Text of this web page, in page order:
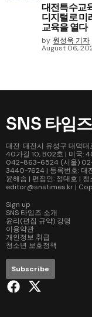
대전특수교
디지털로 미
교육을 열다
by 원성욱 기자
August 06,
SNS 타임즈
대전: 대전시 유성구 대덕
40가길 10, B02호 | 미국:
042-863-6524 (서울)
3440-7624 | 등록번호: 대
윤해솜 | 편집인: 정대호 |
editor@snstimes.kr |
Sign up
SNS 타임즈 소개
윤리(편집 규약) 강령
이용약관
개인정보 취급
청소년 보호정책
Subscribe